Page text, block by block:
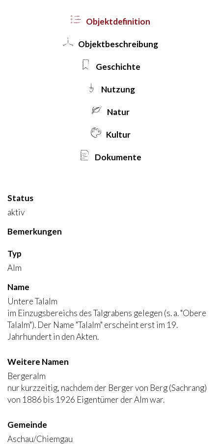
Objekt­definition
Objekt­beschreibung
Geschichte
Nutzung
Natur
Kultur
Dokumente
Status
aktiv
Bemerkungen
Typ
Alm
Name
Untere Talalm
im Einzugsbereichs des Talgrabens gelegen (s. a. "Obere
Talalm"). Der Name "Talalm" erscheint erst im 19.
Jahrhundert in den Akten.
Weitere Namen
Bergeralm
nur kurzzeitig, nachdem der Berger von Berg (Sachrang)
von 1886 bis 1926 Eigentümer der Alm war.
Gemeinde
Aschau/Chiemgau